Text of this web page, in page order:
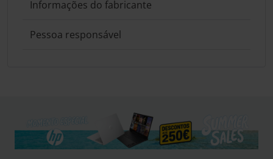
Informações do fabricante
Pessoa responsável